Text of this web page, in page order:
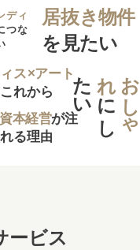
ディ
つな
居抜き物件
を見たい
ス×アート
れから
本経営が注
る理由
お
し
ゃ
れ
に
し
た
い
ービス